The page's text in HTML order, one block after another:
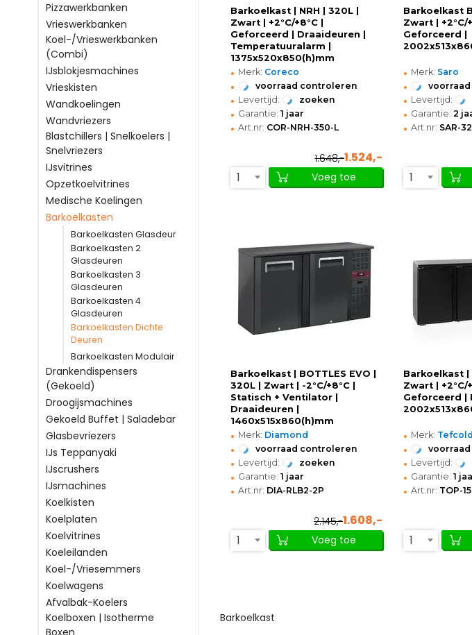
Pizzawerkbanken
Vrieswerkbanken
Koel-/Vrieswerkbanken
(Combi)
IJsblokjesmachines
Vrieskisten
Wandkoelingen
Wandvriezers
Blastchillers | Snelkoelers |
Snelvriezers
IJsvitrines
Opzetkoelvitrines
Medische Koelingen
Barkoelkasten
Barkoelkasten Glasdeur
Barkoelkasten 2
Glasdeuren
Barkoelkasten 3
Glasdeuren
Barkoelkasten 4
Glasdeuren
Barkoelkasten Dichte
Deuren
Barkoelkasten Modulair
Drankendispensers
(Gekoeld)
Droogijsmachines
Gekoeld Buffet | Saladebar
Glasbevriezers
IJs Teppanyaki
IJscrushers
IJsmachines
Koelkisten
Koelplaten
Koelvitrines
Koeleilanden
Koel-/Vriesemmers
Koelwagens
Afvalbak-Koelers
Koelboxen | Isotherme
Boxen
Barkoelkast | NRH | 320L |
Zwart | +2°C/+8°C |
Geforceerd | Draaideuren |
Temperatuuralarm |
1375x520x850(h)mm
• Merk: Coreco
• voorraad controleren
• Levertijd: zoeken
• Garantie: 1 jaar
• Art.nr: COR-NRH-350-L
1.648,-1.524,-
1
Voeg toe
Barkoelkast
Zwart | +2°C/
Geforceerd |
• Merk: Saro
•
• Levertijd:
• Garantie: 2
• Art.nr: SAR-
1
Barkoelkast | BOTTLES EVO |
320L | Zwart | -2°C/+8°C |
Statisch + Ventilator |
Draaideuren |
1460x515x860(h)mm
• Merk: Diamond
• voorraad controleren
• Levertijd: zoeken
• Garantie: 1 jaar
• Art.nr: DIA-RLB2-2P
2.145,-1.608,-
1
Voeg toe
Barkoelkast |
Zwart | +2°C/
Geforceerd |
• Merk: Tefcold
•
• Levertijd:
• Garantie: 1
• Art.nr: TOP-
1
Barkoelkast